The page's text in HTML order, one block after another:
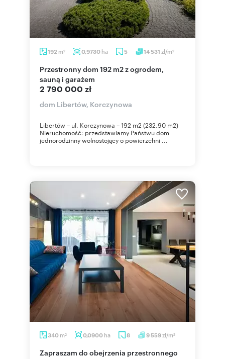
192 m2 0,9730 ha 5 14 531 zł/m2
Przestronny dom 192 m2 z ogrodem,
sauną i garażem
2 790 000 zł
dom Libertów, Korczynowa
Libertów – ul. Korczynowa – 192 m2 (232,90 m2)
Nieruchomość: przedstawiamy Państwu dom
jednorodzinny wolnostojący o powierzchni ...
340 m2 0,0900 ha 8 9 559zł/m2
Zapraszam do obejrzenia przestronnego